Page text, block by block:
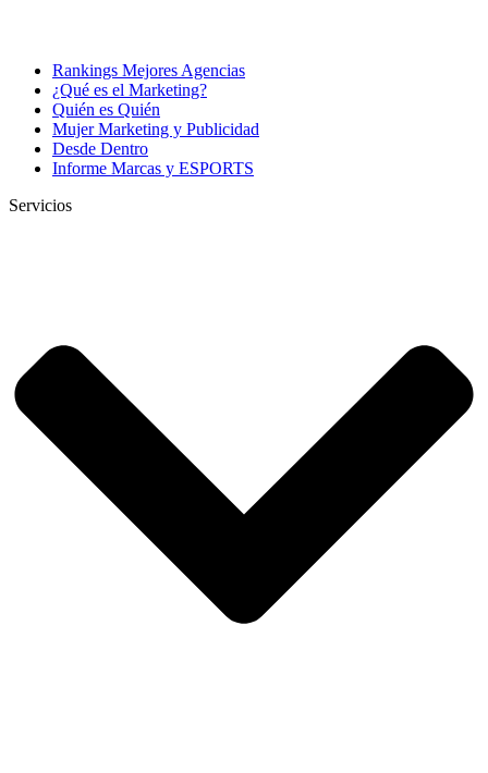
Rankings Mejores Agencias
¿Qué es el Marketing?
Quién es Quién
Mujer Marketing y Publicidad
Desde Dentro
Informe Marcas y ESPORTS
Servicios